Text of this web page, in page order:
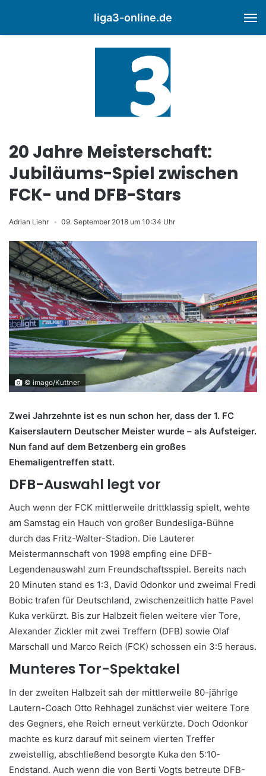
liga3-online.de
20 Jahre Meisterschaft:
Jubiläums-Spiel zwischen
FCK- und DFB-Stars
Adrian Liehr 09. September 2018 um 10:34 Uhr
© imago/Kuttner
Zwei Jahrzehnte ist es nun schon her, dass der 1. FC
Kaiserslautern Deutscher Meister wurde – als Aufsteiger.
Nun fand auf dem Betzenberg ein großes
Ehemaligentreffen statt.
DFB-Auswahl legt vor
Auch wenn der FCK mittlerweile drittklassig spielt, wehte
am Samstag ein Hauch von großer Bundesliga-Bühne
durch das Fritz-Walter-Stadion. Die Lauterer
Meistermannschaft von 1998 empfing eine DFB-
Legendenauswahl zum Freundschaftsspiel. Bereits nach
20 Minuten stand es 1:3, David Odonkor und zweimal Fredi
Bobic trafen für Deutschland, zwischenzeitlich hatte Pavel
Kuka verkürzt. Bis zur Halbzeit fielen weitere vier Tore,
Alexander Zickler mit zwei Treffern (DFB) sowie Olaf
Marschall und Marco Reich (FCK) schossen ein 3:5 heraus.
Munteres Tor-Spektakel
In der zweiten Halbzeit sah der mittlerweile 80-jährige
Lautern-Coach Otto Rehhagel zunächst vier weitere Tore
des Gegners, ehe Reich erneut verkürzte. Doch Odonkor
machte es kurz darauf mit seinem vierten Treffer
zweistellig, abschließend besorgte Kuka den 5:10-
Endstand. Auch wenn die von Berti Vogts betreute DFB-